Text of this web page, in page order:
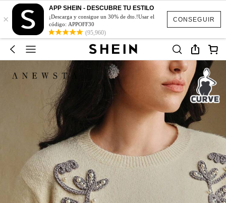
CONSEGUIR
×
APP SHEIN - DESCUBRE TU ESTILO
¡Descarga y consigue un 30% de dto.!Usar el
código: APPOFF30
(95,960)